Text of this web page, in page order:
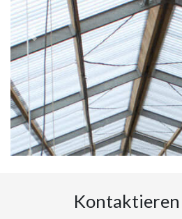
Previous
Kontaktieren